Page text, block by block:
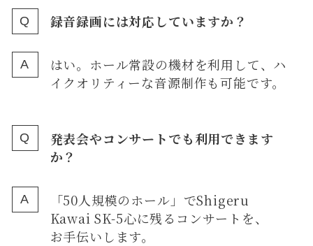
録音録画には対応していますか？
はい。ホール常設の機材を利用して、ハ
イクオリティーな音源制作も可能です。
発表会やコンサートでも利用できます
か？
「50人規模のホール」でShigeru
Kawai SK-5心に残るコンサートを、
お手伝いします。